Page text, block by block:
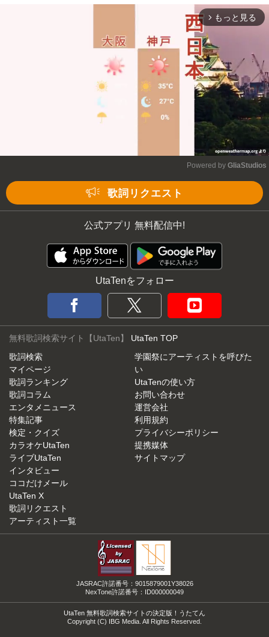
arrow_forward_ios もっと見る
Powered by GliaStudios
歌詞リクエスト
公式アプリ 無料配信中!
UtaTenをフォロー
無料歌詞検索サイト【UtaTen】 UtaTen TOP
歌詞検索
マイページ
歌詞ランキング
歌詞コラム
エンタメニュース
特集記事
検定・クイズ
カラオケUtaTen
ライブUtaTen
インタビュー
ココだけメール
UtaTen X
歌詞リクエスト
アーティスト一覧
学園祭にアーティストを呼びた
い
UtaTenの使い方
お問い合わせ
運営会社
利用規約
プライバシーポリシー
提携媒体
サイトマップ
JASRAC許諾番号：9015879001Y38026
NexTone許諾番号：ID000000049
UtaTen 無料歌詞検索サイトの決定版！うたてん
Copyright (C) IBG Media. All Rights Reserved.